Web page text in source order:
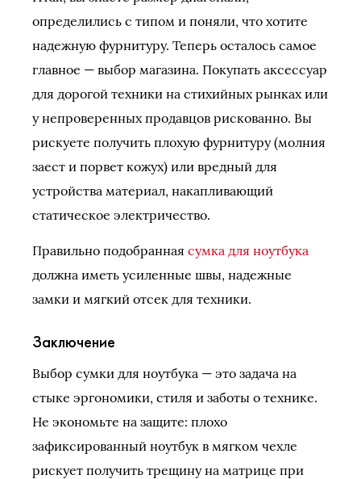
определились с типом и поняли, что хотите
надежную фурнитуру. Теперь осталось самое
главное — выбор магазина. Покупать аксессуар
для дорогой техники на стихийных рынках или
у непроверенных продавцов рискованно. Вы
рискуете получить плохую фурнитуру (молния
заест и порвет кожух) или вредный для
устройства материал, накапливающий
статическое электричество.
Правильно подобранная сумка для ноутбука
должна иметь усиленные швы, надежные
замки и мягкий отсек для техники.
Заключение
Выбор сумки для ноутбука — это задача на
стыке эргономики, стиля и заботы о технике.
Не экономьте на защите: плохо
зафиксированный ноутбук в мягком чехле
рискует получить трещину на матрице при